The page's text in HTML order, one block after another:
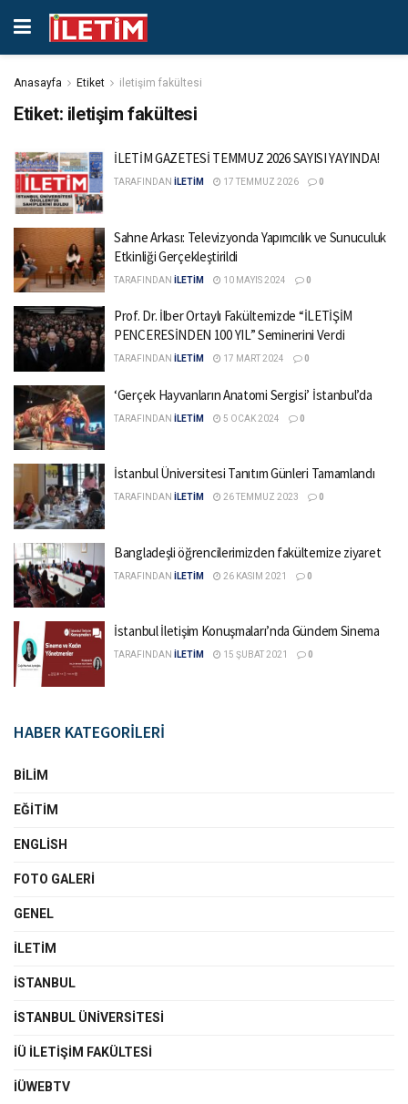
Anasayfa Etiket iletişim fakültesi
Etiket: iletişim fakültesi
İLETİM GAZETESİ TEMMUZ 2026 SAYISI YAYINDA!
TARAFINDAN İLETİM 17 TEMMUZ 2026 0
Sahne Arkası: Televizyonda Yapımcılık ve Sunuculuk
Etkinliği Gerçekleştirildi
TARAFINDAN İLETİM 10 MAYIS 2024 0
Prof. Dr. İlber Ortaylı Fakültemizde “İLETİŞİM
PENCERESİNDEN 100 YIL” Seminerini Verdi
TARAFINDAN İLETİM 17 MART 2024 0
‘Gerçek Hayvanların Anatomi Sergisi’ İstanbul’da
TARAFINDAN İLETİM 5 OCAK 2024 0
İstanbul Üniversitesi Tanıtım Günleri Tamamlandı
TARAFINDAN İLETİM 26 TEMMUZ 2023 0
Bangladeşli öğrencilerimizden fakültemize ziyaret
TARAFINDAN İLETİM 26 KASIM 2021 0
İstanbul İletişim Konuşmaları’nda Gündem Sinema
TARAFINDAN İLETİM 15 ŞUBAT 2021 0
HABER KATEGORİLERİ
BILIM
EĞITIM
ENGLISH
FOTO GALERI
GENEL
İLETIM
İSTANBUL
İSTANBUL ÜNIVERSITESI
İÜ İLETIŞIM FAKÜLTESI
İÜWEBTV